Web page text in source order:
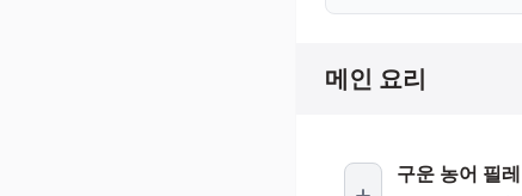
메인 요리
구운 농어 필레